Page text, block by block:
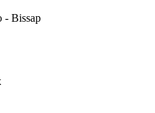
- Bissap